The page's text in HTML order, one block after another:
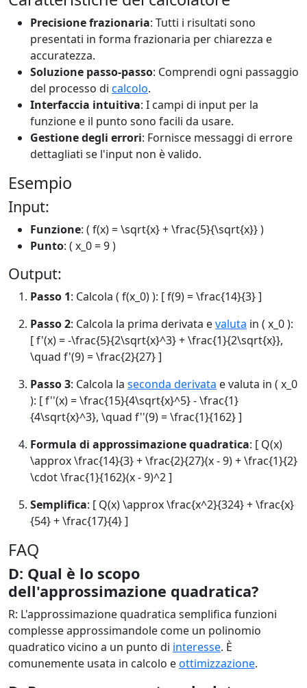
Precisione frazionaria: Tutti i risultati sono
presentati in forma frazionaria per chiarezza e
accuratezza.
Soluzione passo-passo: Comprendi ogni passaggio
del processo di calcolo.
Interfaccia intuitiva: I campi di input per la
funzione e il punto sono facili da usare.
Gestione degli errori: Fornisce messaggi di errore
dettagliati se l'input non è valido.
Esempio
Input:
Funzione: ( f(x) = \sqrt{x} + \frac{5}{\sqrt{x}} )
Punto: ( x_0 = 9 )
Output:
Passo 1: Calcola ( f(x_0) ): [ f(9) = \frac{14}{3} ]
Passo 2: Calcola la prima derivata evaluta in ( x_0 ):
[ f'(x) = -\frac{5}{2\sqrt{x}^3} + \frac{1}{2\sqrt{x}},
\quad f'(9) = \frac{2}{27} ]
Passo 3: Calcola la seconda derivata e valuta in ( x_0
): [ f''(x) = \frac{15}{4\sqrt{x}^5} - \frac{1}
{4\sqrt{x}^3}, \quad f''(9) = \frac{1}{162} ]
Formula di approssimazione quadratica: [ Q(x)
\approx \frac{14}{3} + \frac{2}{27}(x - 9) + \frac{1}{2}
\cdot \frac{1}{162}(x - 9)^2 ]
Semplifica: [ Q(x) \approx \frac{x^2}{324} + \frac{x}
{54} + \frac{17}{4} ]
FAQ
D: Qual è lo scopo
dell'approssimazione quadratica?
R: L'approssimazione quadratica semplifica funzioni
complesse approssimandole come un polinomio
quadratico vicino a un punto di interesse. È
comunemente usata in calcolo eottimizzazione.